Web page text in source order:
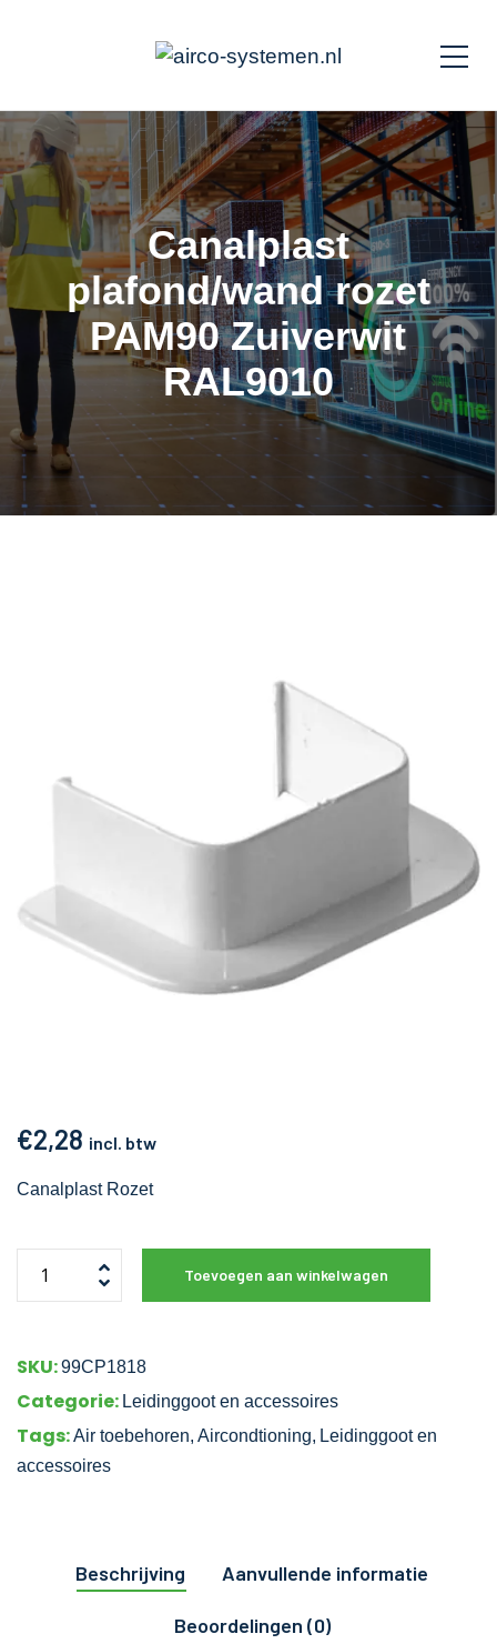
Canalplast
plafond/wand rozet
PAM90 Zuiverwit
RAL9010
€2,28 incl. btw
Canalplast Rozet
Toevoegen aan winkelwagen
SKU:99CP1818
Categorie: Leidinggoot en accessoires
Tags:Air toebehoren, Aircondtioning, Leidinggoot en
accessoires
Beschrijving Aanvullende informatie
Beoordelingen (0)